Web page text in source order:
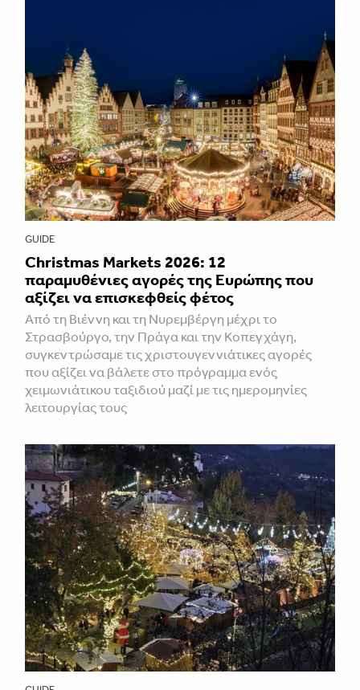
GUIDE
Christmas Markets 2026: 12
παραμυθένιες αγορές της Ευρώπης που
αξίζει να επισκεφθείς φέτος
Από τη Βιέννη και τη Νυρεμβέργη μέχρι το
Στρασβούργο, την Πράγα και την Κοπεγχάγη,
συγκεντρώσαμε τις χριστουγεννιάτικες αγορές
που αξίζει να βάλετε στο πρόγραμμα ενός
χειμωνιάτικου ταξιδιού μαζί με τις ημερομηνίες
λειτουργίας τους